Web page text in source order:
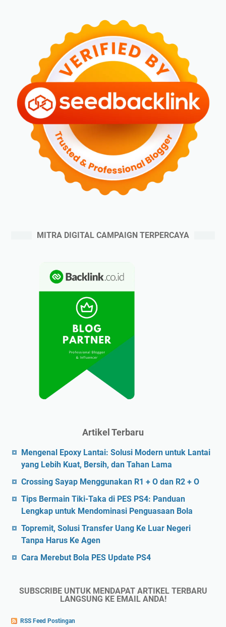
MITRA DIGITAL CAMPAIGN TERPERCAYA
Artikel Terbaru
Mengenal Epoxy Lantai: Solusi Modern untuk Lantai
yang Lebih Kuat, Bersih, dan Tahan Lama
Crossing Sayap Menggunakan R1 + O dan R2 + O
Tips Bermain Tiki-Taka di PES PS4: Panduan
Lengkap untuk Mendominasi Penguasaan Bola
Topremit, Solusi Transfer Uang Ke Luar Negeri
Tanpa Harus Ke Agen
Cara Merebut Bola PES Update PS4
SUBSCRIBE UNTUK MENDAPAT ARTIKEL TERBARU
LANGSUNG KE EMAIL ANDA!
RSS Feed Postingan